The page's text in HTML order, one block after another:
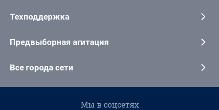
Техподдержка
Предвыборная агитация
Все города сети
Мы в соцсетях